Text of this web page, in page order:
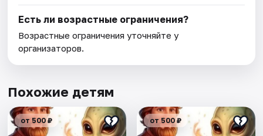
Есть ли возрастные ограничения?
Возрастные ограничения уточняйте у
организаторов.
Похожие детям
от 500 ₽ от 500 ₽